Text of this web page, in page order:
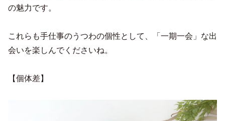
の魅力です。
これらも手仕事のうつわの個性として、「一期一会」な出
会いを楽しんでくださいね。
【個体差】